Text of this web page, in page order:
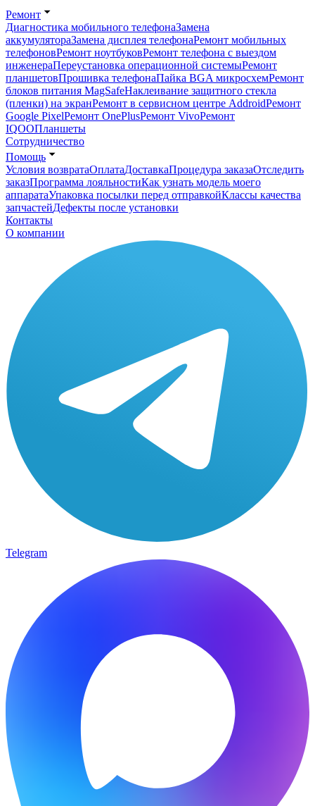
Ремонт
Диагностика мобильного телефонаЗамена
аккумулятораЗамена дисплея телефонаРемонт мобильных
телефоновРемонт ноутбуковРемонт телефона с выездом
инженераПереустановка операционной системыРемонт
планшетовПрошивка телефонаПайка BGA микросхемРемонт
блоков питания MagSafeНаклеивание защитного стекла
(пленки) на экранРемонт в сервисном центре AddroidРемонт
Google PixelРемонт OnePlusРемонт VivoРемонт
IQOOПланшеты
Сотрудничество
Помощь
Условия возвратаОплатаДоставкаПроцедура заказаОтследить
заказПрограмма лояльностиКак узнать модель моего
аппаратаУпаковка посылки перед отправкойКлассы качества
запчастейДефекты после установки
Контакты
О компании
Telegram